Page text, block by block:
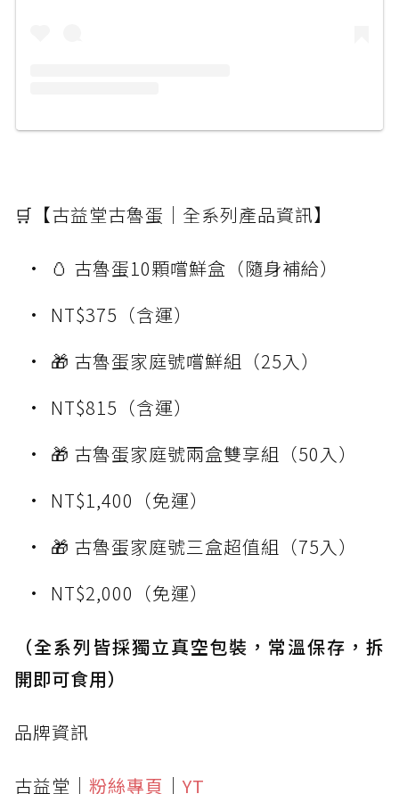
🛒【古益堂古魯蛋｜全系列產品資訊】
🥚 古魯蛋10顆嚐鮮盒（隨身補給）
NT$375（含運）
🎁 古魯蛋家庭號嚐鮮組（25入）
NT$815（含運）
🎁 古魯蛋家庭號兩盒雙享組（50入）
NT$1,400（免運）
🎁 古魯蛋家庭號三盒超值組（75入）
NT$2,000（免運）
（全系列皆採獨立真空包裝，常溫保存，拆
開即可食用）
品牌資訊
古益堂｜ 粉絲專頁 ｜YT